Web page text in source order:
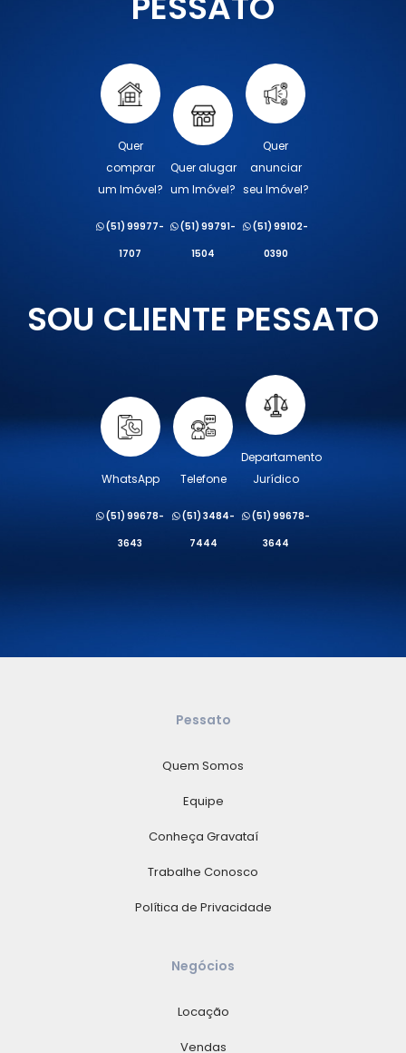
Quer
comprar
um Imóvel?
(51) 99977-
1707
Quer alugar
um Imóvel?
(51) 99791-
1504
Quer
anunciar
seu Imóvel?
(51) 99102-
0390
SOU CLIENTE PESSATO
WhatsApp
(51) 99678-
3643
Telefone
(51) 3484-
7444
Departamento
Jurídico
(51) 99678-
3644
Pessato
Quem Somos
Equipe
Conheça Gravataí
Trabalhe Conosco
Política de Privacidade
Negócios
Locação
Vendas